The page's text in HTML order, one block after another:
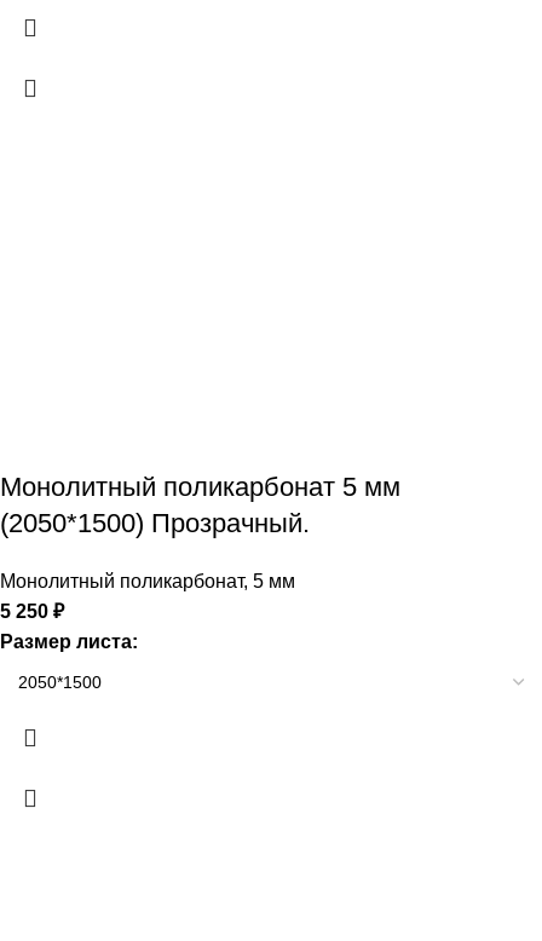
Монолитный поликарбонат 5 мм
(2050*1500) Прозрачный.
Монолитный поликарбонат, 5 мм
5 250 ₽
Размер листа: